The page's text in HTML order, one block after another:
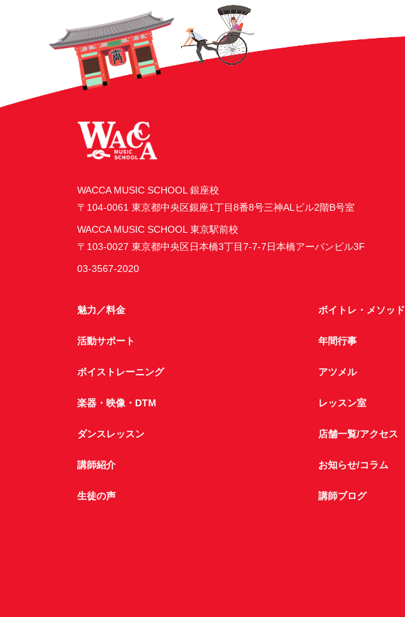
WACCA MUSIC SCHOOL 銀座校
〒104-0061 東京都中央区銀座1丁目8番8号三神ALビル2階B号室
WACCA MUSIC SCHOOL 東京駅前校
〒103-0027 東京都中央区日本橋3丁目7-7-7日本橋アーバンビル3F
03-3567-2020
魅力／料金
活動サポート
ボイストレーニング
楽器・映像・DTM
ダンスレッスン
講師紹介
生徒の声
ボイトレ・メソッド
年間行事
アツメル
レッスン室
店舗一覧/アクセス
お知らせ/コラム
講師ブログ